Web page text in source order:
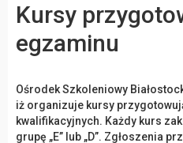
Kursy
egzaminu
Ośrodek Szkoleniowy
iż organizuje kursy
kwalifikacyjnych. Każdy kurs
grupę „E” lub „D”. Zgłoszenia